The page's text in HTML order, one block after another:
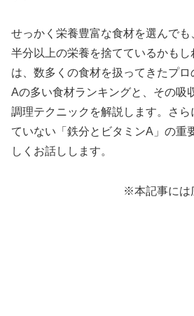
せっかく栄養豊富な食材を選んでも
半分以上の栄養を捨てているかもし
は、数多くの食材を扱ってきたプ
Aの多い食材ランキングと、その吸
調理テクニックを解説します。さ
ていない「鉄分とビタミンA」の重
しくお話しします。
※本記事には